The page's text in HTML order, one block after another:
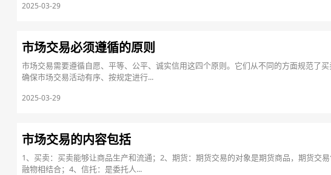
2025-03-29
市场交易必须遵循的原则
市场交易需要遵循自愿、平等、公平、诚实信用这四个原则。它们从不同的方面规范了
确保市场交易活动有序、按规定进行...
2025-03-29
市场交易的内容包括
1、买卖：买卖能够让商品生产和流通；2、期货：期货交易的对象是期货商品，期货交
融物相结合；4、信托：是委托人...